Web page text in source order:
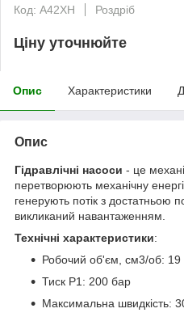
Код: A42XH
Роздріб
Ціну уточнюйте
Опис Характеристики
Опис
Гідравлічні насоси - це
перетворюють механічну
генерують потік з достатньою
викликаний навантаженням.
Технічні характеристики:
Робочий об'єм, см3/об: 19
Тиск P1: 200 бар
Максимальна швидкість: